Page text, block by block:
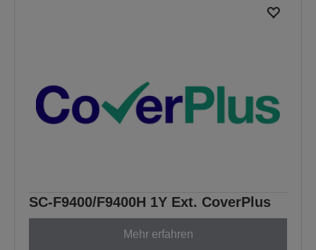
SC-F9400/F9400H 1Y Ext. CoverPlus
Mehr erfahren